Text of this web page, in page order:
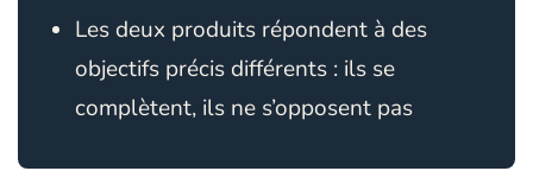
Les deux produits répondent à des
objectifs précis différents : ils se
complètent, ils ne s’opposent pas